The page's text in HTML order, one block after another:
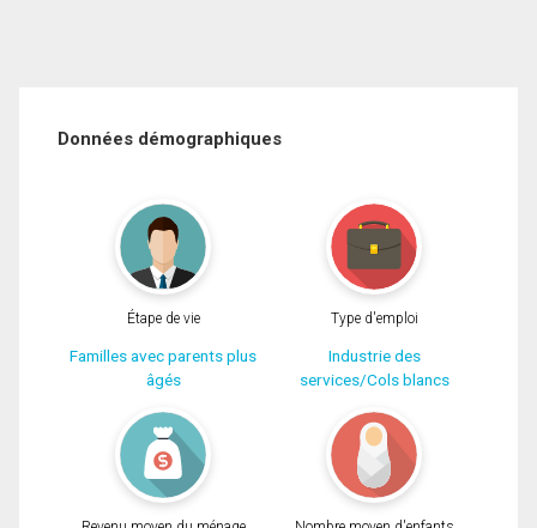
Données démographiques
Étape de vie
Familles avec parents plus
âgés
Type d'emploi
Industrie des
services/Cols blancs